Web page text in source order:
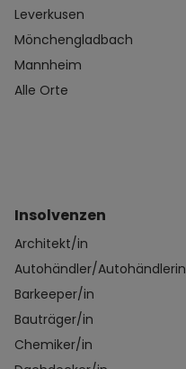
Leverkusen
Mönchengladbach
Mannheim
Alle Orte
Insolvenzen
Architekt/in
Autohändler/Autohändlerin
Barkeeper/in
Bauträger/in
Chemiker/in